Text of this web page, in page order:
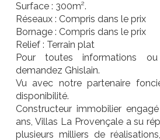
Surface : 300m².
Réseaux : Compris dans le prix
Bornage : Compris dans le prix
Relief : Terrain plat
Pour toutes informations
demandez Ghislain.
Vu avec notre partenaire
disponibilité.
Constructeur immobilier
ans, Villas La Provençale a su
plusieurs milliers de